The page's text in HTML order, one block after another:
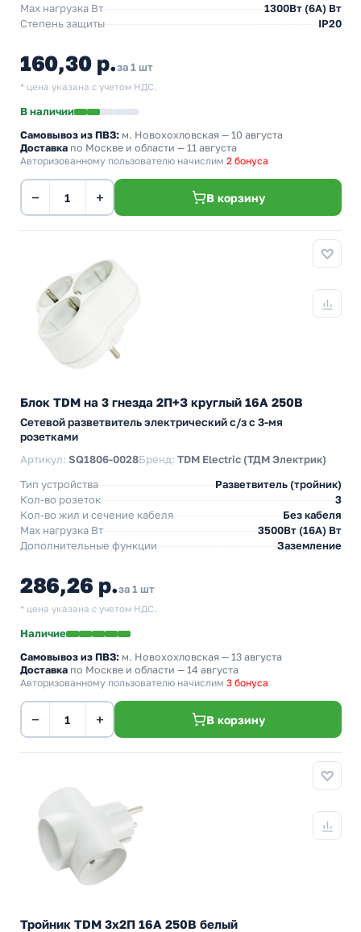
Max нагрузка Вт
1300Вт (6А) Вт
Степень защиты
IP20
160,30 р.за 1 шт
* цена указана с учетом НДС.
В наличии
Самовывоз из ПВЗ: м. Новохохловская — 10 августа
Доставка по Москве и области — 11 августа
Авторизованному пользователю начислим 2 бонуса
− + В корзину
Блок TDM на 3 гнезда 2П+З круглый 16А 250B
Сетевой разветвитель электрический с/з с 3-мя
розетками
Артикул: SQ1806-0028Бренд: TDM Electric (ТДМ Электрик)
Тип устройства
Разветвитель (тройник)
Кол-во розеток
3
Кол-во жил и сечение кабеля
Без кабеля
Max нагрузка Вт
3500Вт (16А) Вт
Дополнительные функции
Заземление
286,26 р.за 1 шт
* цена указана с учетом НДС.
Наличие
Самовывоз из ПВЗ: м. Новохохловская — 13 августа
Доставка по Москве и области — 14 августа
Авторизованному пользователю начислим 3 бонуса
− + В корзину
Тройник TDM 3х2П 16А 250B белый